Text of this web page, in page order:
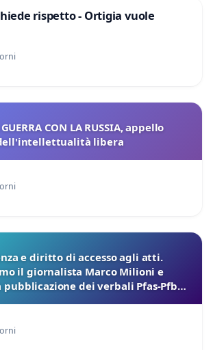
rispetto - Ortigia vuole
CON LA RUSSIA, appello
libera
e diritto di accesso agli atti.
il giornalista Marco Milioni e
dei verbali Pfas-Pfba